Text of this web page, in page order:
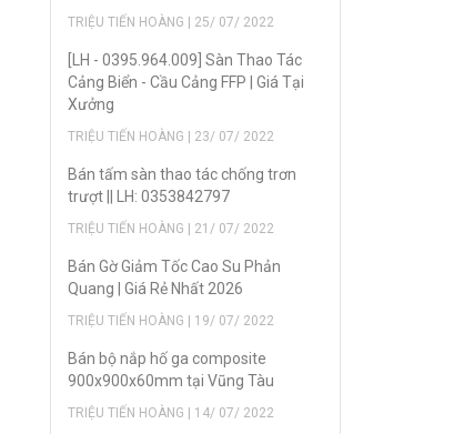
TRIỆU TIẾN HOÀNG | 25/ 07/ 2022
[LH - 0395.964.009] Sàn Thao Tác
Cảng Biển - Cầu Cảng FFP | Giá Tại
Xưởng
TRIỆU TIẾN HOÀNG | 23/ 07/ 2022
Bán tấm sàn thao tác chống trơn
trượt || LH: 0353842797
TRIỆU TIẾN HOÀNG | 21/ 07/ 2022
Bán Gờ Giảm Tốc Cao Su Phản
Quang | Giá Rẻ Nhất 2026
TRIỆU TIẾN HOÀNG | 19/ 07/ 2022
Bán bộ nắp hố ga composite
900x900x60mm tại Vũng Tàu
TRIỆU TIẾN HOÀNG | 14/ 07/ 2022